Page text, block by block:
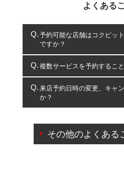
よくある
予約可能な店舗はコクピッ
ですか？
コクピット・タイヤ館のみ
複数サービスを予約するこ
複数サービスのご予約は可
一部の商品・サービスの組み合
出来ないものもございます。
来店予約日時の変更、キャ
か？
ご来店予約日の3営業日前を
の日時変更につきましては
その他のよくある